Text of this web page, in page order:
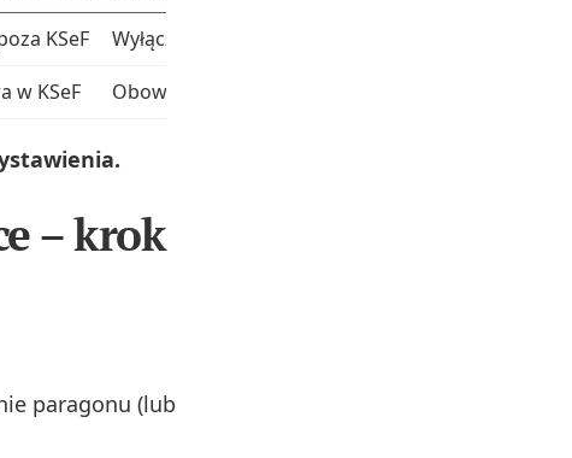
KSeF
Wyłączone z KSeF
w KSeF Obowiązkowa w KSeF
– krok
paragonu (lub